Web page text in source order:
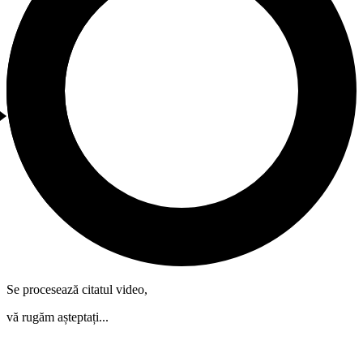
Se procesează citatul video,
vă rugăm așteptați...